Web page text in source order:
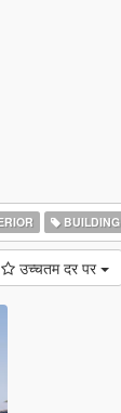
BUILDING
उच्चतम दर पर